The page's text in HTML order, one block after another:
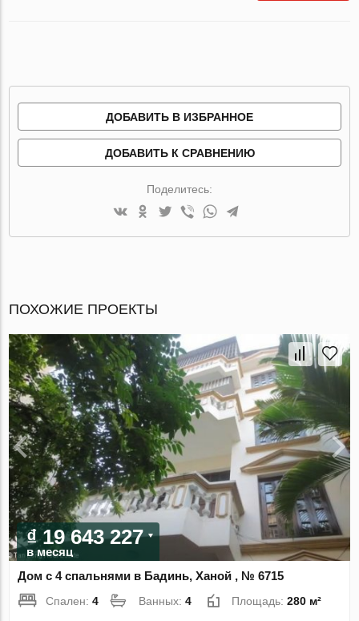
ДОБАВИТЬ В ИЗБРАННОЕ
ДОБАВИТЬ К СРАВНЕНИЮ
Поделитесь:
ПОХОЖИЕ ПРОЕКТЫ
₫ 19 643 227
в месяц
Дом с 4 спальнями в Бадинь, Ханой , № 6715
Спален:4 Ванных:4 Площадь:280 м²